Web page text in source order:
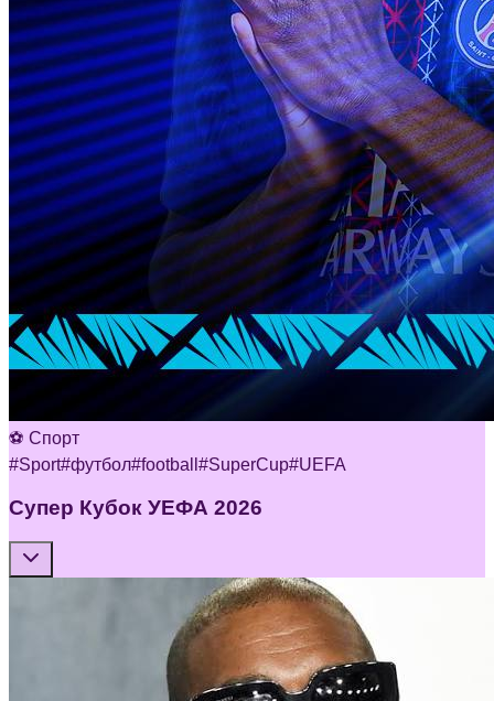
⚽ Спорт
#Sport#футбол#football #SuperCup#UEFA
Супер Кубок УЕФА 2026